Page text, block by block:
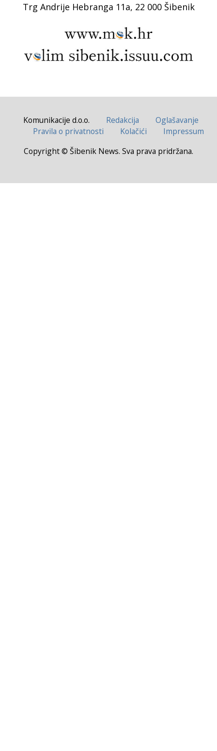
Trg Andrije Hebranga 11a, 22 000 Šibenik
Komunikacije d.o.o. Redakcija
Oglašavanje
Pravila o privatnosti
Kolačići
Impressum
Copyright © Šibenik News. Sva prava pridržana.